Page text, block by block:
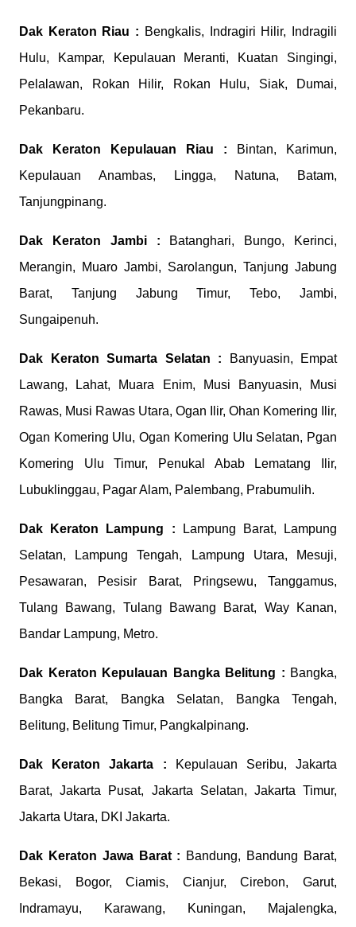
Dak Keraton Riau : Bengkalis, Indragiri Hilir, Indragili
Hulu, Kampar, Kepulauan Meranti, Kuatan Singingi,
Pelalawan, Rokan Hilir, Rokan Hulu, Siak, Dumai,
Pekanbaru.
Dak Keraton Kepulauan Riau : Bintan, Karimun,
Kepulauan Anambas, Lingga, Natuna, Batam,
Tanjungpinang.
Dak Keraton Jambi : Batanghari, Bungo, Kerinci,
Merangin, Muaro Jambi, Sarolangun, Tanjung Jabung
Barat, Tanjung Jabung Timur, Tebo, Jambi,
Sungaipenuh.
Dak Keraton Sumarta Selatan : Banyuasin, Empat
Lawang, Lahat, Muara Enim, Musi Banyuasin, Musi
Rawas, Musi Rawas Utara, Ogan Ilir, Ohan Komering Ilir,
Ogan Komering Ulu, Ogan Komering Ulu Selatan, Pgan
Komering Ulu Timur, Penukal Abab Lematang Ilir,
Lubuklinggau, Pagar Alam, Palembang, Prabumulih.
Dak Keraton Lampung :
Lampung Barat, Lampung
Selatan, Lampung Tengah, Lampung Utara, Mesuji,
Pesawaran, Pesisir Barat, Pringsewu, Tanggamus,
Tulang Bawang, Tulang Bawang Barat, Way Kanan,
Bandar Lampung, Metro.
Dak Keraton Kepulauan Bangka Belitung : Bangka,
Bangka Barat, Bangka Selatan, Bangka Tengah,
Belitung, Belitung Timur, Pangkalpinang.
Dak Keraton Jakarta : Kepulauan Seribu, Jakarta
Barat, Jakarta Pusat, Jakarta Selatan, Jakarta Timur,
Jakarta Utara, DKI Jakarta.
Dak Keraton Jawa Barat : Bandung, Bandung Barat,
Bekasi, Bogor, Ciamis, Cianjur, Cirebon, Garut,
Indramayu, Karawang, Kuningan, Majalengka,